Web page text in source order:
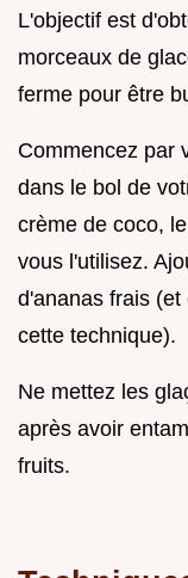
L'objectif est
morceaux de
ferme pour être
Commencez par
dans le bol de
crème de coco,
vous l'utilisez.
d'ananas frais
cette technique).
Ne mettez les
après avoir
fruits.